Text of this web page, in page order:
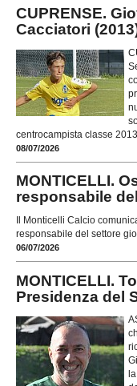
CUPRENSE.
Cacciatori
centrocampista classe
08/07/2026
MONTICELLI.
responsabile
Il Monticelli Calcio
responsabile del settore
06/07/2026
MONTICELLI.
Presidenza del